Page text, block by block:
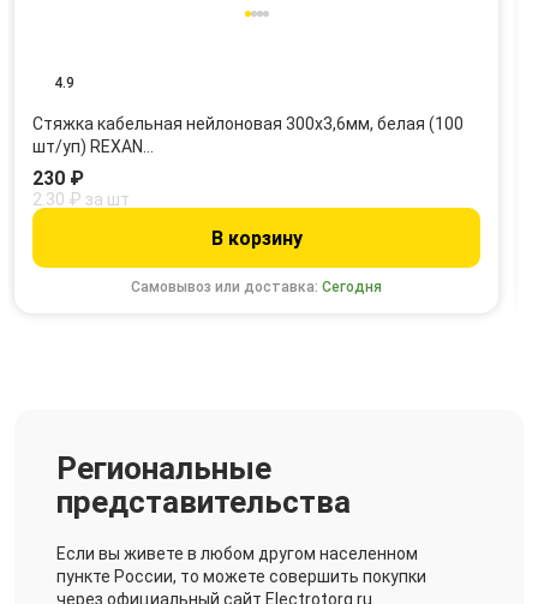
4.9
Стяжка кабельная нейлоновая 300x3,6мм, белая (100
шт/уп) REXAN…
Самовывоз или доставка:Сегодня
230 ₽
2.30 ₽ за шт
В корзину
Региональные
представительства
Если вы живете в любом другом населенном
пункте России, то можете совершить покупки
через официальный сайт Electrotorg.ru.